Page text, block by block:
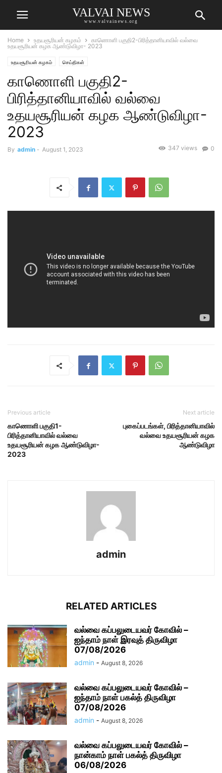
VALVAI NEWS
www.valvainews.org
Home உதயசூரியன் கழகம்
காணொளி பகுதி2-பிரித்தானியாவில் வல்வை
உதயசூரியன் கழக ஆண்டுவிழா- 2023
உதயசூரியன் கழகம் செய்திகள்
காணொளி பகுதி2-
பிரித்தானியாவில் வல்வை
உதயசூரியன் கழக ஆண்டுவிழா-
2023
By admin - August 1, 2023 0
347 views
Previous article
காணொளி பகுதி1-
பிரித்தானியாவில் வல்வை
உதயசூரியன் கழக ஆண்டுவிழா-
2023
Next article
புகைப்படங்கள், பிரித்தானியாவில்
வல்வை உதயசூரியன் கழக
ஆண்டுவிழா
admin
RELATED ARTICLES
வல்வை கப்பலுடையவர் கோவில் –
ஐந்தாம் நாள் இரவுத் திருவிழா
07/08/2026
admin - August 8, 2026
வல்வை கப்பலுடையவர் கோவில் –
ஐந்தாம் நாள் பகல்த் திருவிழா
07/08/2026
admin - August 8, 2026
வல்வை கப்பலுடையவர் கோவில் –
நான்காம் நாள் பகல்த் திருவிழா
06/08/2026